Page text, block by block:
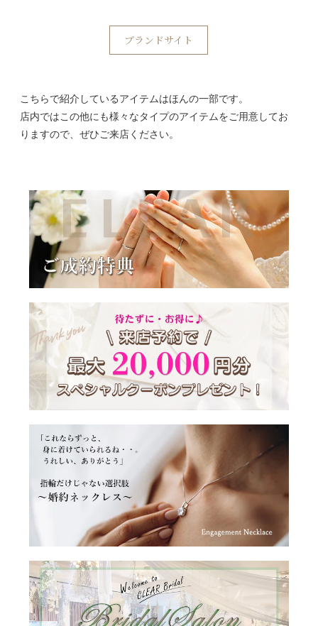
ブランドサイト
こちらで紹介しているアイテムはほんの一部です。
店内ではこの他にも様々なタイプのアイテムをご用意してお
りますので、ぜひご来店ください。